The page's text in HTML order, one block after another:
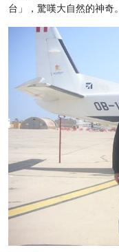
台」，驚嘆大自然的神奇。